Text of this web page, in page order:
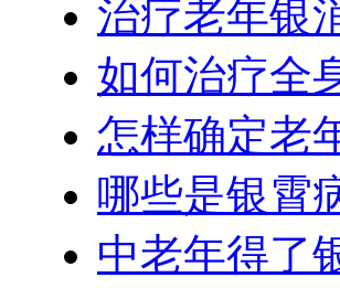
治疗老年银
如何治疗全
怎样确定老
哪些是银霄
中老年得了